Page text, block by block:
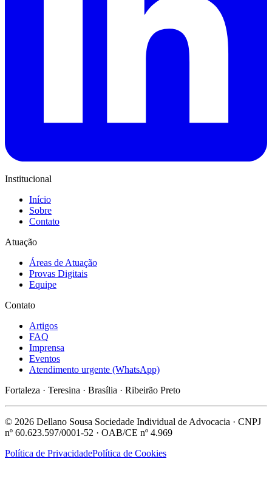
Institucional
Início
Sobre
Contato
Atuação
Áreas de Atuação
Provas Digitais
Equipe
Contato
Artigos
FAQ
Imprensa
Eventos
Atendimento urgente (WhatsApp)
Fortaleza · Teresina · Brasília · Ribeirão Preto
© 2026 Dellano Sousa Sociedade Individual de Advocacia · CNPJ
nº 60.623.597/0001-52 · OAB/CE nº 4.969
Política de PrivacidadePolítica de Cookies